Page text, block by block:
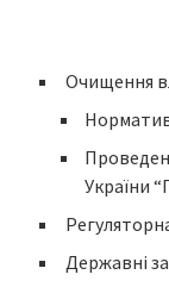
Очищення
України
Державні